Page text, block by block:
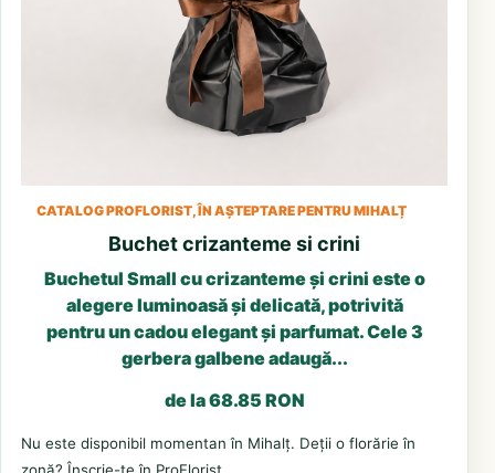
CATALOG PROFLORIST, ÎN AȘTEPTARE PENTRU MIHALȚ
Buchet crizanteme si crini
Buchetul Small cu crizanteme și crini este o
alegere luminoasă și delicată, potrivită
pentru un cadou elegant și parfumat. Cele 3
gerbera galbene adaugă...
de la 68.85 RON
Nu este disponibil momentan în Mihalț. Deții o florărie în